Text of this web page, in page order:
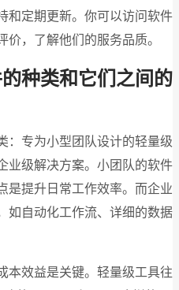
和定期更新。你可以访问软件
，了解他们的服务品质。
种类和它们之间的
：专为小型团队设计的轻量级
业级解决方案。小团队的软件
是提升日常工作效率。而企业
如自动化工作流、详细的数据
本效益是关键。轻量级工具往